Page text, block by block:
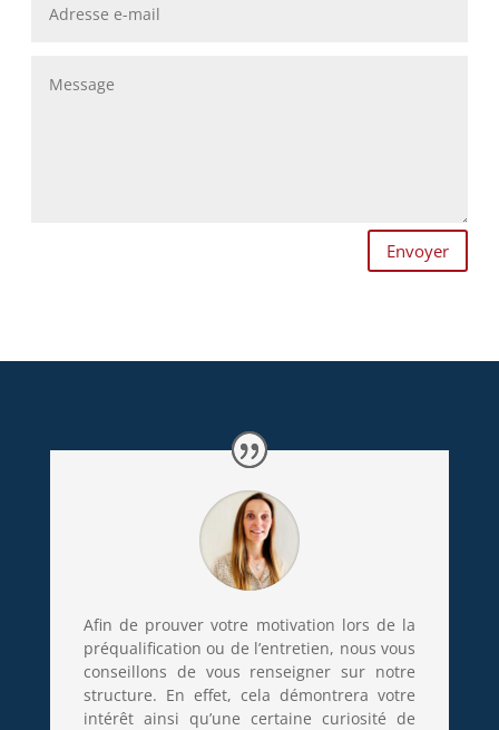
Envoyer
Afin de prouver votre motivation lors de la
préqualification ou de l’entretien, nous vous
conseillons de vous renseigner sur notre
structure. En effet, cela démontrera votre
intérêt ainsi qu’une certaine curiosité de